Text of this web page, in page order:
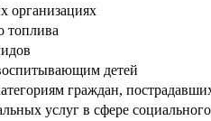
организациях
топлива
детей
граждан,
услуг в сфере